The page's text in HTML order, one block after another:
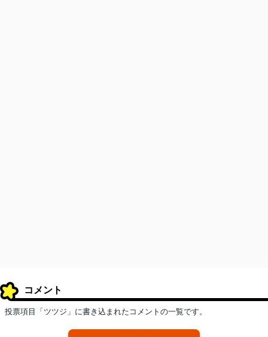
コメント
投票項目「ツツジ」に書き込まれたコメントの一覧です。